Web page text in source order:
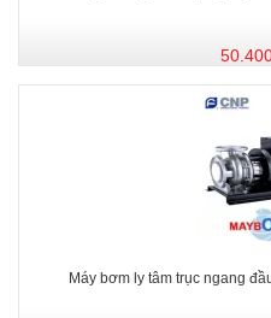
Máy bơm ly tâm trục ngang